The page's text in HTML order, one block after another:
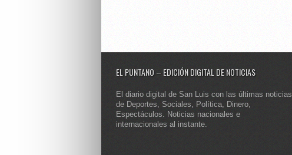
EL PUNTANO – EDICIÓN DIGITAL DE NOTICIAS
El diario digital de San Luis con las últimas noticias
de Deportes, Sociales, Política, Dinero,
Espectáculos. Noticias nacionales e
internacionales al instante.